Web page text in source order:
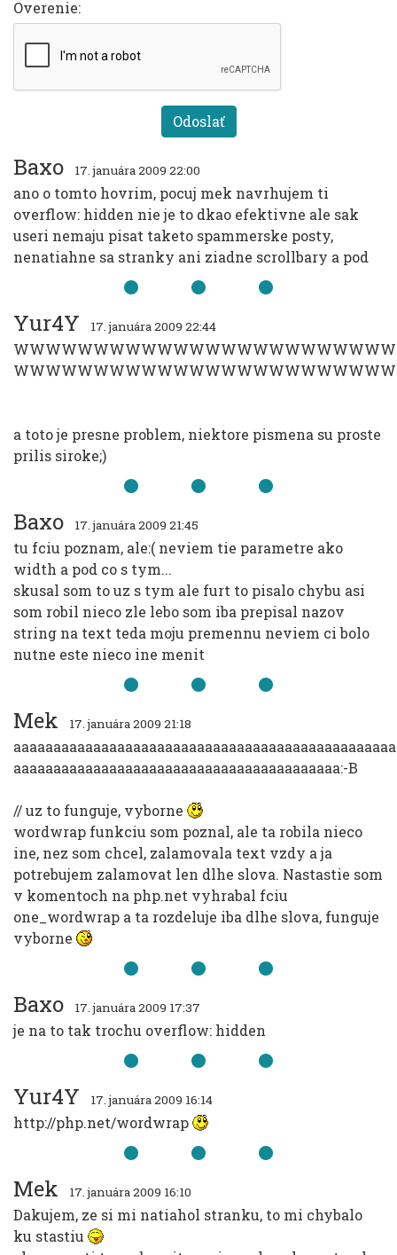
Overenie:
Baxo 17. januára 2009 22:00
ano o tomto hovrim, pocuj mek navrhujem ti
overflow: hidden nie je to dkao efektivne ale sak
useri nemaju pisat taketo spammerske posty,
nenatiahne sa stranky ani ziadne scrollbary a pod
Yur4Y 17. januára 2009 22:44
a toto je presne problem, niektore pismena su proste
prilis siroke;)
Baxo 17. januára 2009 21:45
tu fciu poznam, ale:( neviem tie parametre ako
width a pod co s tym...
skusal som to uz s tym ale furt to pisalo chybu asi
som robil nieco zle lebo som iba prepisal nazov
string na text teda moju premennu neviem ci bolo
nutne este nieco ine menit
Mek 17. januára 2009 21:18
aaaaaaaaaaaaaaaaaaaaaaaaaaaaaaaaaaaaaaaaa:-B
// uz to funguje, vyborne
wordwrap funkciu som poznal, ale ta robila nieco
ine, nez som chcel, zalamovala text vzdy a ja
potrebujem zalamovat len dlhe slova. Nastastie som
v komentoch na php.net vyhrabal fciu
one_wordwrap a ta rozdeluje iba dlhe slova, funguje
vyborne
Baxo 17. januára 2009 17:37
je na to tak trochu overflow: hidden
Yur4Y 17. januára 2009 16:14
http://php.net/wordwrap
Mek 17. januára 2009 16:10
Dakujem, ze si mi natiahol stranku, to mi chybalo
ku stastiu